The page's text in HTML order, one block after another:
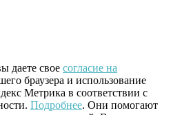
даете свое согласие на
браузера и использование
Метрика в соответствии с
Подробнее. Они помогают